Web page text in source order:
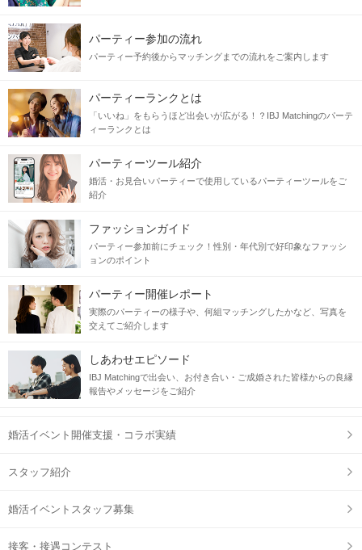
パーティー参加の流れ
パーティー予約後からマッチングまでの流れをご案内します
パーティーランクとは
「いいね」をもらうほど出会いが広がる！？IBJ Matchingのパーテ
ィーランクとは
パーティーツール紹介
婚活・お見合いパーティーで使用しているパーティーツールをご
紹介
ファッションガイド
パーティー参加前にチェック！性別・年代別で好印象なファッシ
ョンのポイント
パーティー開催レポート
実際のパーティーの様子や、何組マッチングしたかなど、写真を
交えてご紹介します
しあわせエピソード
IBJ Matchingで出会い、お付き合い・ご成婚された皆様からの良縁
報告やメッセージをご紹介
婚活イベント開催支援・コラボ実績
スタッフ紹介
婚活イベントスタッフ募集
接客・接遇コンテスト